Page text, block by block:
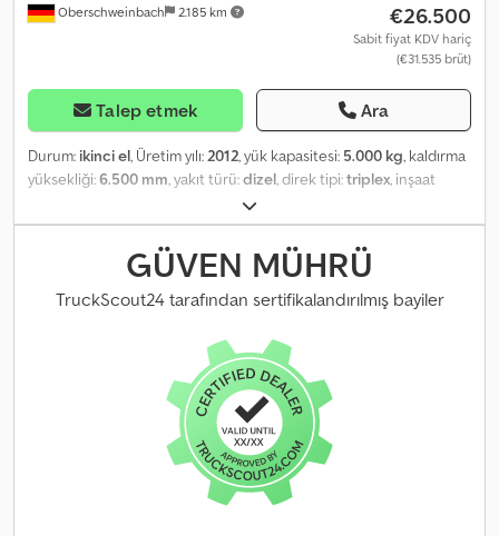
Oberschweinbach 2.185 km €26.500
Sabit fiyat KDV hariç
(€31.535 brüt)
Talep etmek Ara
Durum: ikinci el, Üretim yılı:2012, yük kapasitesi: 5.000 kg, kaldırma
yüksekliği:6.500 mm, yakıt türü:dizel, direk tipi:triplex, inşaat
, lastik durumu:
GÜVEN MÜHRÜ
TruckScout24 tarafından sertifikalandırılmış bayiler